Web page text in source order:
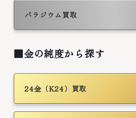
パラジウム買取
■金の純度から探す
24金（K24）買取